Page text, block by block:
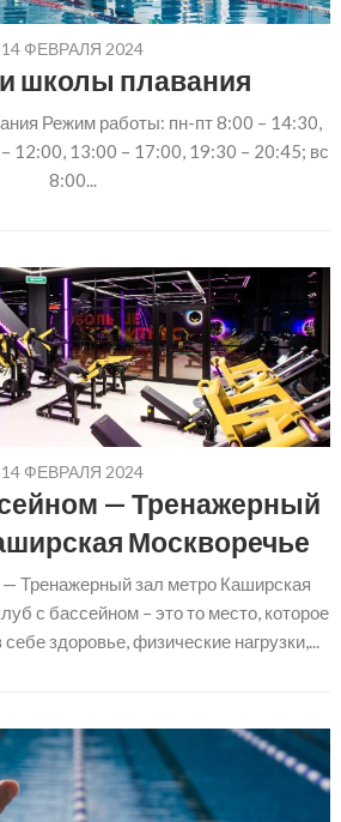
14 ФЕВРАЛЯ 2024
школы плавания
Режим работы: пн-пт 8:00 – 14:30,
12:00, 13:00 – 17:00, 19:30 – 20:45; вс
8:00...
14 ФЕВРАЛЯ 2024
— Тренажерный
Москворечье
Тренажерный зал метро Каширская
с бассейном – это то место, которое
здоровье, физические нагрузки,...